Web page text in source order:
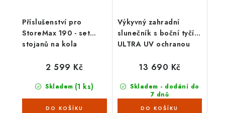
Příslušenství pro
StoreMax 190 - set
stojanů na kola
Skladem (1 ks)
2 599 Kč
Výkyvný zahradní
slunečník s boční tyčí s
ULTRA UV ochranou
220 x 300 cm, přírodní
Skladem - dodání do
7 dnů
13 690 Kč